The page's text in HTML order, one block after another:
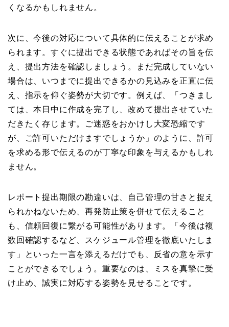
くなるかもしれません。
次に、今後の対応について具体的に伝えることが求め
られます。すぐに提出できる状態であればその旨を伝
え、提出方法を確認しましょう。まだ完成していない
場合は、いつまでに提出できるかの見込みを正直に伝
え、指示を仰ぐ姿勢が大切です。例えば、「つきまし
ては、本日中に作成を完了し、改めて提出させていた
だきたく存じます。ご迷惑をおかけし大変恐縮です
が、ご許可いただけますでしょうか」のように、許可
を求める形で伝えるのが丁寧な印象を与えるかもしれ
ません。
レポート提出期限の勘違いは、自己管理の甘さと捉え
られかねないため、再発防止策を併せて伝えること
も、信頼回復に繋がる可能性があります。「今後は複
数回確認するなど、スケジュール管理を徹底いたしま
す」といった一言を添えるだけでも、反省の意を示す
ことができるでしょう。重要なのは、ミスを真摯に受
け止め、誠実に対応する姿勢を見せることです。